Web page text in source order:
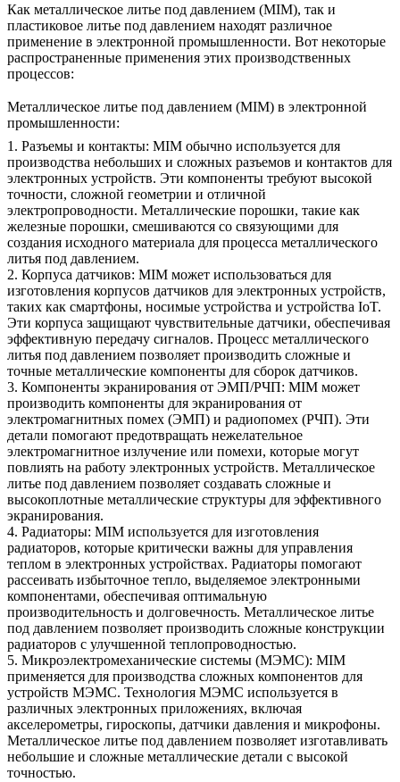
Как металлическое литье под давлением (MIM), так и
пластиковое литье под давлением находят различное
применение в электронной промышленности. Вот некоторые
распространенные применения этих производственных
процессов:
Металлическое литье под давлением (MIM) в электронной
промышленности:
1. Разъемы и контакты: MIM обычно используется для
производства небольших и сложных разъемов и контактов для
электронных устройств. Эти компоненты требуют высокой
точности, сложной геометрии и отличной
электропроводности. Металлические порошки, такие как
железные порошки, смешиваются со связующими для
создания исходного материала для процесса металлического
литья под давлением.
2. Корпуса датчиков: MIM может использоваться для
изготовления корпусов датчиков для электронных устройств,
таких как смартфоны, носимые устройства и устройства IoT.
Эти корпуса защищают чувствительные датчики, обеспечивая
эффективную передачу сигналов. Процесс металлического
литья под давлением позволяет производить сложные и
точные металлические компоненты для сборок датчиков.
3. Компоненты экранирования от ЭМП/РЧП: MIM может
производить компоненты для экранирования от
электромагнитных помех (ЭМП) и радиопомех (РЧП). Эти
детали помогают предотвращать нежелательное
электромагнитное излучение или помехи, которые могут
повлиять на работу электронных устройств. Металлическое
литье под давлением позволяет создавать сложные и
высокоплотные металлические структуры для эффективного
экранирования.
4. Радиаторы: MIM используется для изготовления
радиаторов, которые критически важны для управления
теплом в электронных устройствах. Радиаторы помогают
рассеивать избыточное тепло, выделяемое электронными
компонентами, обеспечивая оптимальную
производительность и долговечность. Металлическое литье
под давлением позволяет производить сложные конструкции
радиаторов с улучшенной теплопроводностью.
5. Микроэлектромеханические системы (МЭМС): MIM
применяется для производства сложных компонентов для
устройств МЭМС. Технология МЭМС используется в
различных электронных приложениях, включая
акселерометры, гироскопы, датчики давления и микрофоны.
Металлическое литье под давлением позволяет изготавливать
небольшие и сложные металлические детали с высокой
точностью.